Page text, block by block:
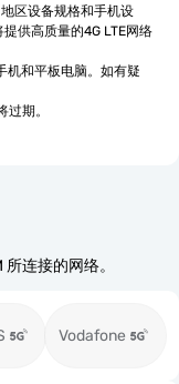
区设备规格和手机设
供高质量的4G LTE网络
机和平板电脑。如有疑
期。
连接的网络。
Vodafone